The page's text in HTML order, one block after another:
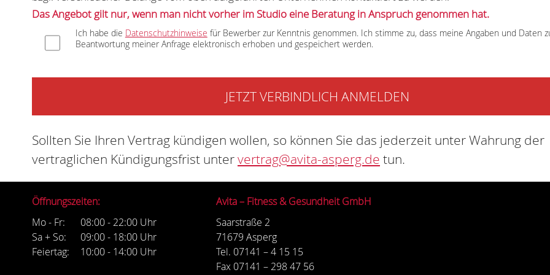
Das Angebot gilt nur, wenn man nicht vorher im Studio eine Beratung in Anspruch genommen hat.
Ich habe die Datenschutzhinweise für Bewerber zur Kenntnis genommen. Ich stimme zu, dass meine Angaben und Daten
Beantwortung meiner Anfrage elektronisch erhoben und gespeichert werden.
Sollten Sie Ihren Vertrag kündigen wollen, so können Sie das jederzeit unter Wahrung der
vertraglichen Kündigungsfrist untervertrag@avita-asperg.de tun.
Öffnungszeiten:
Mo - Fr:
08:00 - 22:00 Uhr
Sa + So:
09:00 - 18:00 Uhr
Feiertag:
10:00 - 14:00 Uhr
Avita – Fitness & Gesundheit GmbH
Saarstraße 2
71679 Asperg
Tel. 07141 – 4 15 15
Fax 07141 – 298 47 56